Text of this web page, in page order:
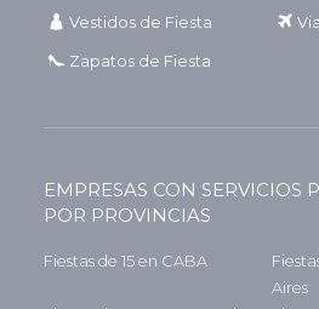
Vestidos de Fiesta
Zapatos de Fiesta
EMPRESAS CON SERVICIOS
POR PROVINCIAS
Fiestas de 15 en CABA
Aires